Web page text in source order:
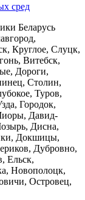
сред
Беларусь
Круглое, Слуцк,
Витебск,
Дороги,
Столин,
Туров,
Городок,
Давид-
Дисна,
Докшицы,
Дубровно,
Ельск,
Новополоцк,
Островец,